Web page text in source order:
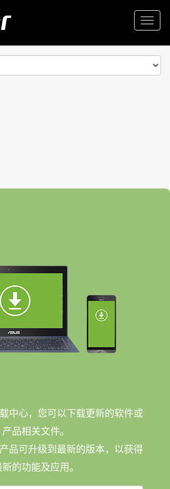
中心，您可以下载更新的软件或
产品相关文件。
品可升级到最新的版本，以获得
的功能及应用。